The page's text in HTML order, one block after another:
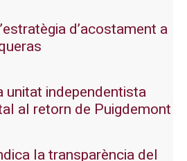
d’acostament a
unitat independentista
al retorn de Puigdemont
la transparència del